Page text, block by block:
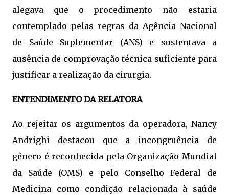
alegava que o procedimento não estaria
contemplado pelas regras da Agência Nacional
de Saúde Suplementar (ANS) e sustentava a
ausência de comprovação técnica suficiente para
justificar a realização da cirurgia.
ENTENDIMENTO DA RELATORA
Ao rejeitar os argumentos da operadora, Nancy
Andrighi destacou que a incongruência de
gênero é reconhecida pela Organização Mundial
da Saúde (OMS) e pelo Conselho Federal de
Medicina como condição relacionada à saúde